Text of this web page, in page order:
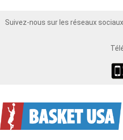
Suivez-nous sur les réseaux sociaux
Twitter